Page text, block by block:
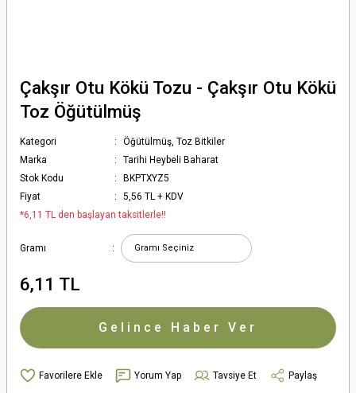
Çakşır Otu Kökü Tozu - Çakşır Otu Kökü
Toz Öğütülmüş
Kategori
Öğütülmüş, Toz Bitkiler
Marka
Tarihi Heybeli Baharat
Stok Kodu
BKPTXYZ5
Fiyat
5,56 TL + KDV
*6,11 TL den başlayan taksitlerle!!
Gramı
6,11 TL
Gelince Haber Ver
Yorum Yap Tavsiye Et Paylaş